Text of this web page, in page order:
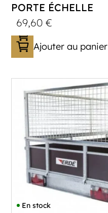
PORTE ÉCHELLE
69,60€
Ajouter au panier
En stock